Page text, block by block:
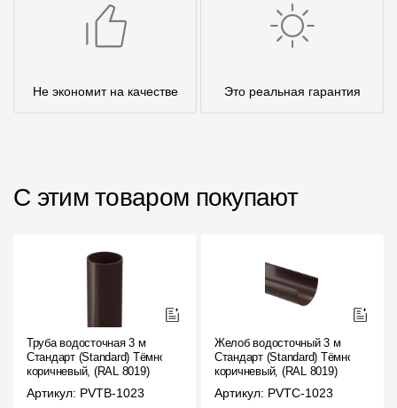
Не экономит на качестве Это реальная гарантия
С этим товаром покупают
Труба водосточная 3 м
Стандарт (Standard) Тёмно-
коричневый, (RAL 8019)
Артикул: PVTB-1023
Желоб водосточный 3 м
Стандарт (Standard) Тёмно-
коричневый, (RAL 8019)
Артикул: PVTC-1023